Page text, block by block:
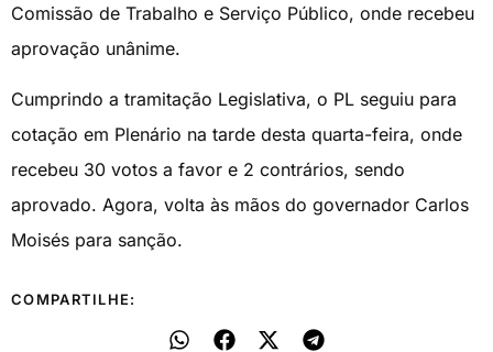
Comissão de Trabalho e Serviço Público, onde recebeu
aprovação unânime.
Cumprindo a tramitação Legislativa, o PL seguiu para
cotação em Plenário na tarde desta quarta-feira, onde
recebeu 30 votos a favor e 2 contrários, sendo
aprovado. Agora, volta às mãos do governador Carlos
Moisés para sanção.
COMPARTILHE: